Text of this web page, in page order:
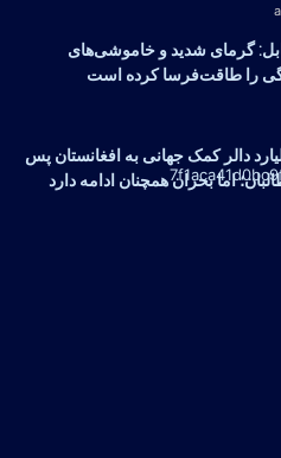
گرمای شدید و خاموشی‌های
را طاقت‌فرسا کرده است
۱۶ میلیارد دالر کمک جهانی به افغانستان پس
اما بحران همچنان ادامه دارد